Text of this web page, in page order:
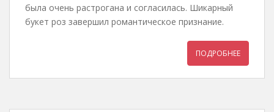
была очень растрогана и согласилась. Шикарный
букет роз завершил романтическое признание.
ПОДРОБНЕЕ